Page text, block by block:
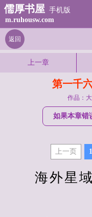
儒厚书屋 手机版
m.ruhousw.com
返回
上一章
第一千
作品：
如果本章错
上一页 1
海外星域